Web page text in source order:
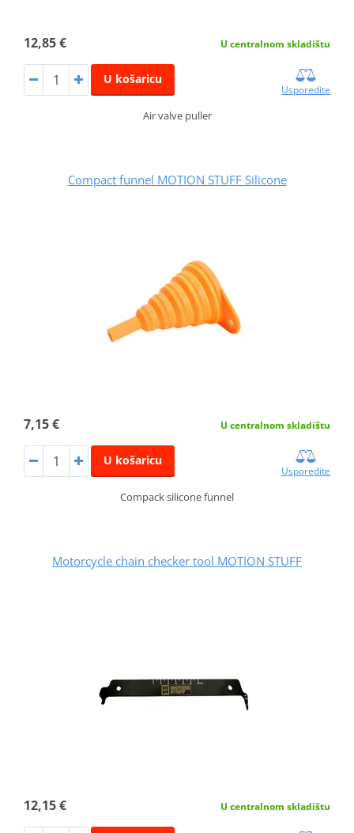
12,85 € U centralnom skladištu
U košaricu
Usporedite
Air valve puller
Compact funnel MOTION STUFF Silicone
7,15 € U centralnom skladištu
U košaricu
Usporedite
Compack silicone funnel
Motorcycle chain checker tool MOTION STUFF
12,15 € U centralnom skladištu